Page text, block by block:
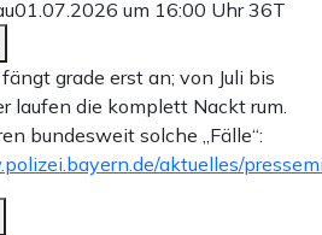
01.07.2026 um 16:00 Uhr36T
grade erst an; von Juli bis
laufen die komplett Nackt rum.
bundesweit solche „Fälle“:
aktuelles/